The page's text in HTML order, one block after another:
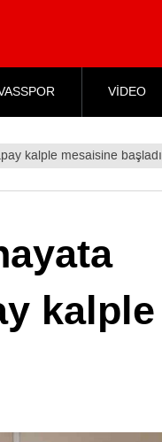
VİDEO
kalple mesaisine başladı
kalple